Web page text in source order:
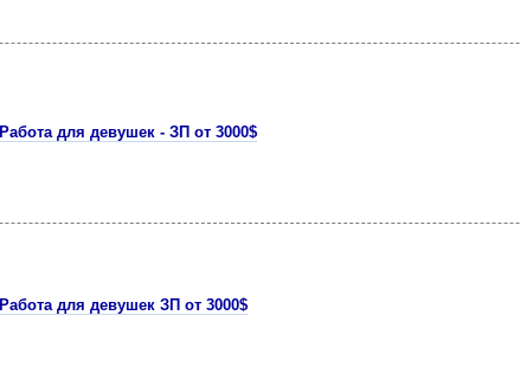
Работа для девушек - ЗП от 3000$
Работа для девушек ЗП от 3000$